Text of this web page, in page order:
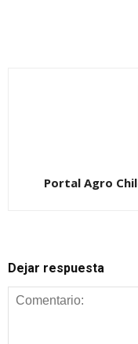
Portal Agro
Dejar respuesta